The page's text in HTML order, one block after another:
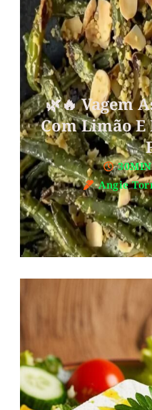
🌿🔥 Vagem
Com Limão E
Angie